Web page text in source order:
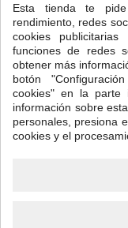
Propiedades:
antioxidante.
Cantidad: Una
Temperatura
Tiempo de
16 OTROS
Esta tienda te
rendimiento, redes
cookies
funciones de redes
obtener más
botón
cookies" en la parte
información sobre
personales, presiona
cookies y el